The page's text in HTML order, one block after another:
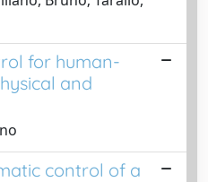
for human-
and
control of a